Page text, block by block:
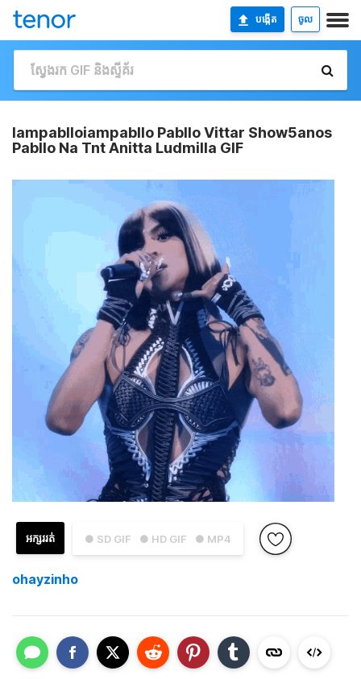
បង្កើត ចូល
Iampablloiampabllo Pabllo Vittar Show5anos
Pabllo Na Tnt Anitta Ludmilla GIF
● SD GIF ● HD GIF ● MP4
អក្សររត់
ohayzinho